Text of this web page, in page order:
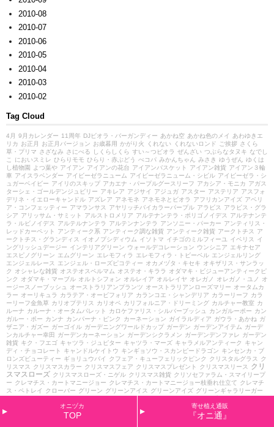
2010-08
2010-07
2010-06
2010-05
2010-04
2010-03
2010-02
Tag Cloud
4月 9月カレンダー 11周年 DJビオラ・バーガンディー あかね空 あかね色のメイ
あわゆきエ
リカ お正月 お正月バージョン お歳暮用 かがり火 くれない くれないロンド ご挨拶 さくら
草・プリマ さざなみ さにべる しくらしくら すい～つビオラ ぜんざい つぶらなタヌキ なでし
こ
においスミレ ひらりモモ ひらり・赤ぶどう べコパ みかんちゃん みさき ゆうぜん
ゆくは
し植物園
よつ葉や アイアン アイアンの花台 アイアンバスケット アイアン雑貨 アイアン３輪
車 アイスラベンダー アイビーゼラニューム アイビーゼラニューム・シビル アイビーゼラ・シ
ュガーベイビー アイリのスキップ アカエナ・パープルグースリーフ アカシア・モニカ アガス
ターシェ・ゴールデンジュビリー アキレア アジサイ アジュガ アスター アステリア アスフォ
デリネ・イエローキャンドル アズレア アネモネ アネモネとビオラ アフリカンアイズ アベリ
ア・コンフェッティー アマランサス アヤリッチバイカラーパープル アラビス
アラビス・グラ
シア アリッサム・サミット アルストロメリア アルテナンテラ・ポリゴノイデス
アルテナンテ
ラ・ルビノイデス
アルテルナンテラ アルテンナンテラ アンソニー・パーカー アンティリス・
レッドカーペット
アンティーク系 アンティーク調な雑貨 アンティーク雑貨 アークトチス
ア
ークトチス・グランディス
イオノプシディウム イソトマ イチゴのミルフィーユ イベリス
イ
ングリッシュデージー インテリアグリーン ウォールデコレーション ウンシニア エキナセア
エスピノグリーン エムグリーン エレモフィラ エレモフィラ・トビーベル エンジェルリング
エンジェルレース
エンジェル・ローズピコティー オカメヅタ・キセキ オキザリス・サンラッ
ク
オシャレな雑貨 オステオスペルマム オステオ・キララ
オダマキ・ビジューアンティークピ
ンク
オダマキ・マーブル オルトシフォン オルレイア オルレイヤ オレガノ オレガノ・ユノ
オ
ージースノーブッシュ
オーストラリアンプランツ オーストラリアンローズマリー オータムカ
ラー オーリキュラ カラテア・オービフォリア カランコエ・シャンデリア カラーリーフ カラ
ーリーフ金魚草 カリオプテリス カリオペ カリフォルニア・ドリーミング カルチャー教室 カ
ルーナ カルーナ・オータムパレット カロケファリス・シルバーブッシュ カンガルーポー カン
ガルー・ポー カンナ カンパーナ・ピンク カーネーション ガイラルディア ガウラ・あかね ガ
ザニア・ガズー ガーゴイル ガーデニングワールドカップ ガーデン ガーデンアイテム ガーデ
ンカルチャー幸田
ガーデンカーネーション ガーデンシクラメン ガーデンデンファレ ガーデン
雑貨 キク・フエゴ キャツラ・ジュピター キャツラ・マーズ キャラメルアンティーク
キャン
ディ・チョコレート
キャンドルケイトウ キンギョソウ・スカンピードラゴン キンセンカ・ブ
ロンズビューティー ギョリュウバイ クフェア・キューフェリックピンク クリスタルグラス
ク
リスマス
クリスマスカラー クリスマスフェア クリスマスプレゼント クリスマスリース
クリ
スマスローズ クリスマスローズ・ニゲル クリスマス雑貨 クリソセファラム・スマイリープ
ー クレマチス・カートマニージョー クレマチス・カートマニージョー枝垂れ仕立て クレマチ
ス・ペトレイ
クローバー グリーン グリーンアイス グリーンアイズ グリーンギャラリーガー
ディ・アイリッシュ・プリムローズ
ゲウム・マイタイ ゲラニューム・インカ
ヌム
ゲラニューム・ターニャレンダル ゲラニューム・ビルウォーリス ゲラニューム・マック
オニヅカ
TOP
寄せ植え通販
『オニ通』